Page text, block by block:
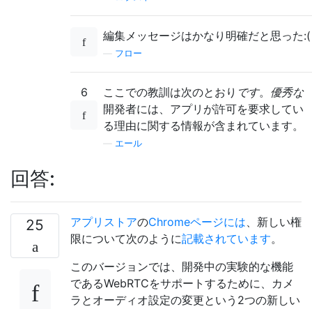
編集メッセージはかなり明確だと思った:(
フロー
6 ここでの教訓は次のとおり です。 優秀な
開発者には、アプリが許可を要求してい
る理由に関する情報が含まれています。
エール
回答:
25 アプリストアのChromeページには、新しい権
限について次のように記載されています。
このバージョンでは、開発中の実験的な機能
であるWebRTCをサポートするために、カメ
ラとオーディオ設定の変更という2つの新しい